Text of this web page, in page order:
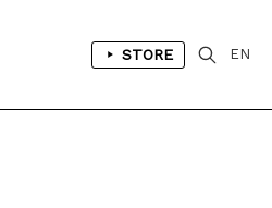
STORE EN